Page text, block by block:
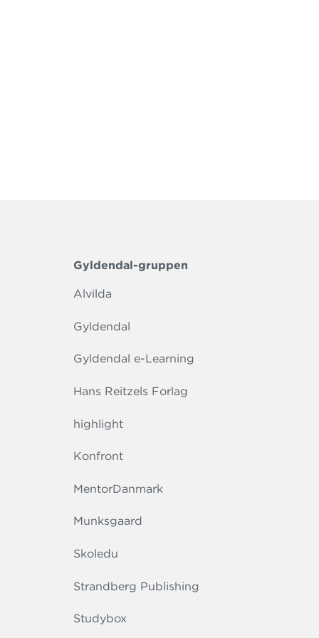
Gyldendal-gruppen
Alvilda
Gyldendal
Gyldendal e-Learning
Hans Reitzels Forlag
highlight
Konfront
MentorDanmark
Munksgaard
Skoledu
Strandberg Publishing
Studybox